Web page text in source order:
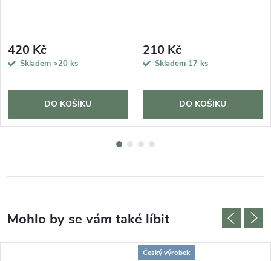
420 Kč
Skladem >20 ks
DO KOŠÍKU
210 Kč
Skladem 17 ks
DO KOŠÍKU
Český výrobek